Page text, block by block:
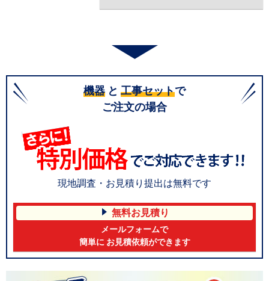
機器 と 工事セットで
ご注文の場合
現地調査・お見積り提出は無料です
無料お見積り
メールフォームで
簡単に お見積依頼ができます